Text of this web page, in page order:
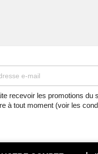
recevoir les promotions du
à tout moment (voir les